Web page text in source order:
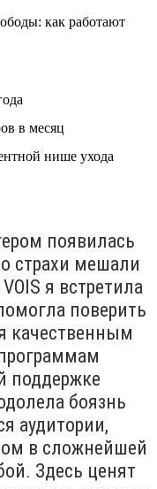
в месяц
нише ухода
появилась
страхи мешали
я встретила
поверить
качественным
поддержке
боязнь
аудитории,
в сложнейшей
Здесь ценят